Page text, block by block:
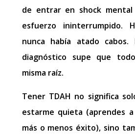
de entrar en shock
esfuerzo ininterrumpido.
nunca había atado cabos.
diagnóstico supe que
misma raíz.
Tener TDAH no significa
estarme quieta (aprendes
más o menos éxito), sino